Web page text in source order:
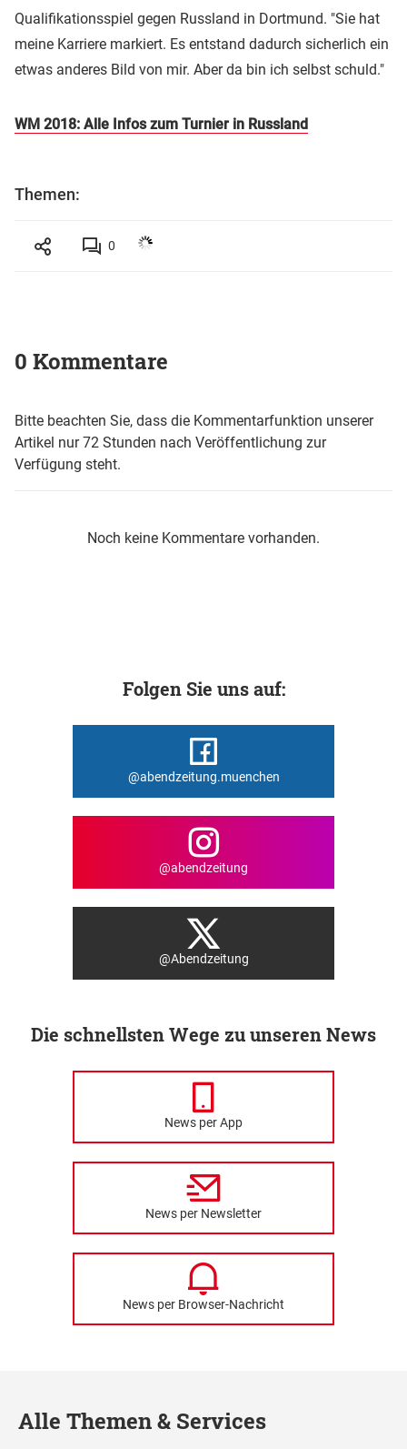
Qualifikationsspiel gegen Russland in Dortmund. "Sie hat
meine Karriere markiert. Es entstand dadurch sicherlich ein
etwas anderes Bild von mir. Aber da bin ich selbst schuld."
WM 2018: Alle Infos zum Turnier in Russland
Themen:
0
0 Kommentare
Bitte beachten Sie, dass die Kommentarfunktion unserer
Artikel nur 72 Stunden nach Veröffentlichung zur
Verfügung steht.
Noch keine Kommentare vorhanden.
Folgen Sie uns auf:
@abendzeitung.muenchen
@abendzeitung
@Abendzeitung
Die schnellsten Wege zu unseren News
News per App
News per Newsletter
News per Browser-Nachricht
Alle Themen & Services